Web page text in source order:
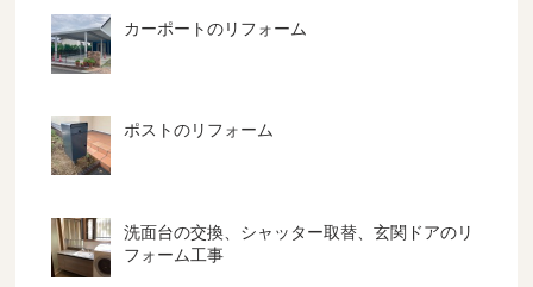
カーポートのリフォーム
ポストのリフォーム
洗面台の交換、シャッター取替、玄関ドアのリ
フォーム工事